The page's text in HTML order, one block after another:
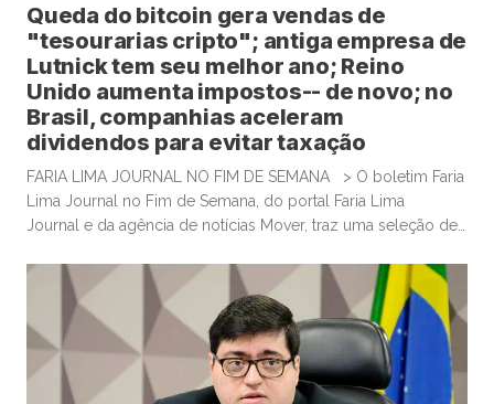
Queda do bitcoin gera vendas de
"tesourarias cripto"; antiga empresa de
Lutnick tem seu melhor ano; Reino
Unido aumenta impostos-- de novo; no
Brasil, companhias aceleram
dividendos para evitar taxação
FARIA LIMA JOURNAL NO FIM DE SEMANA > O boletim Faria
Lima Journal no Fim de Semana, do portal Faria Lima
Journal e da agência de notícias Mover, traz uma seleção de
algum tempo no sábado e domingo para leituras mais
aprofundadas de boas histórias e materiais informativos.
Empresas que acumulam bitcoin […]